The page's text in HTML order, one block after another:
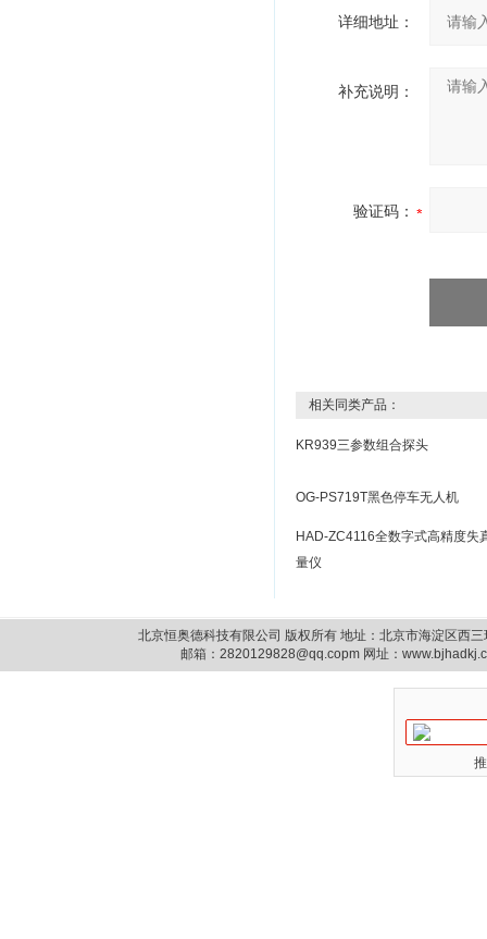
详细地址：
补充说明：
验证码：
相关同类产品：
KR939三参数组合探头
OG-PS719T黑色停车无人机
HAD-ZC4116全数字式高精度失
量仪
北京恒奥德科技有限公司 版权所有 地址：北京市海淀区西
邮箱：2820129828@qq.copm 网址：